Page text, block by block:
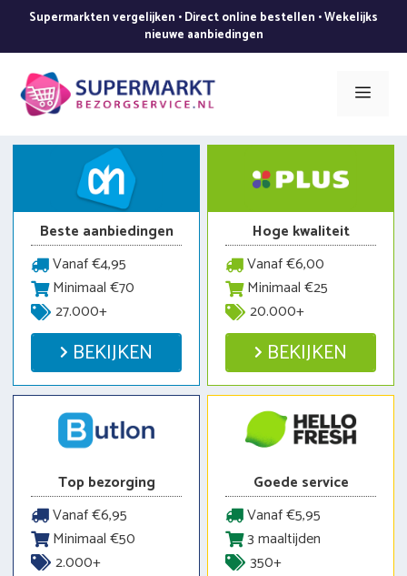
de
inhoud
Supermarkten vergelijken • Direct online bestellen • Wekelijks
nieuwe aanbiedingen
Menu
Beste aanbiedingen
Vanaf €4,95
Minimaal €70
27.000+
BEKIJKEN
Hoge kwaliteit
Vanaf €6,00
Minimaal €25
20.000+
BEKIJKEN
Top bezorging
Vanaf €6,95
Minimaal €50
2.000+
Goede service
Vanaf €5,95
3 maaltijden
350+